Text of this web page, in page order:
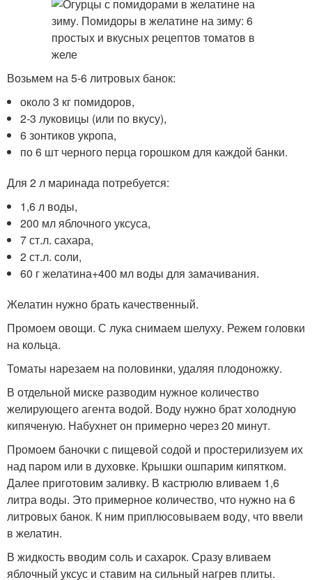
Возьмем на 5-6 литровых банок:
около 3 кг помидоров,
2-3 луковицы (или по вкусу),
6 зонтиков укропа,
по 6 шт черного перца горошком для каждой банки.
Для 2 л маринада потребуется:
1,6 л воды,
200 мл яблочного уксуса,
7 ст.л. сахара,
2 ст.л. соли,
60 г желатина+400 мл воды для замачивания.
Желатин нужно брать качественный.
Промоем овощи. С лука снимаем шелуху. Режем головки
на кольца.
Томаты нарезаем на половинки, удаляя плодоножку.
В отдельной миске разводим нужное количество
желирующего агента водой. Воду нужно брат холодную
кипяченую. Набухнет он примерно через 20 минут.
Промоем баночки с пищевой содой и простерилизуем их
над паром или в духовке. Крышки ошпарим кипятком.
Далее приготовим заливку. В кастрюлю вливаем 1,6
литра воды. Это примерное количество, что нужно на 6
литровых банок. К ним приплюсовываем воду, что ввели
в желатин.
В жидкость вводим соль и сахарок. Сразу вливаем
яблочный уксус и ставим на сильный нагрев плиты.